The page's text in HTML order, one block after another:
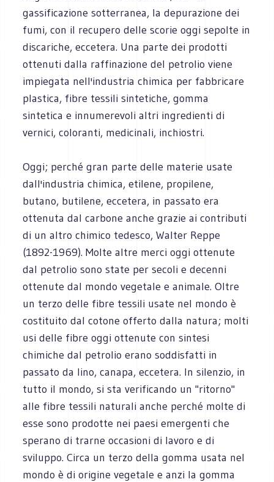
gassificazione sotterranea, la depurazione dei
fumi, con il recupero delle scorie oggi sepolte in
discariche, eccetera. Una parte dei prodotti
ottenuti dalla raffinazione del petrolio viene
impiegata nell'industria chimica per fabbricare
plastica, fibre tessili sintetiche, gomma
sintetica e innumerevoli altri ingredienti di
vernici, coloranti, medicinali, inchiostri.
Oggi; perché gran parte delle materie usate
dall'industria chimica, etilene, propilene,
butano, butilene, eccetera, in passato era
ottenuta dal carbone anche grazie ai contributi
di un altro chimico tedesco, Walter Reppe
(1892-1969). Molte altre merci oggi ottenute
dal petrolio sono state per secoli e decenni
ottenute dal mondo vegetale e animale. Oltre
un terzo delle fibre tessili usate nel mondo è
costituito dal cotone offerto dalla natura; molti
usi delle fibre oggi ottenute con sintesi
chimiche dal petrolio erano soddisfatti in
passato da lino, canapa, eccetera. In silenzio, in
tutto il mondo, si sta verificando un "ritorno"
alle fibre tessili naturali anche perché molte di
esse sono prodotte nei paesi emergenti che
sperano di trarne occasioni di lavoro e di
sviluppo. Circa un terzo della gomma usata nel
mondo è di origine vegetale e anzi la gomma